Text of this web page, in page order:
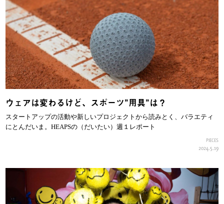
ウェアは変わるけど、スポーツ”用具”は？
スタートアップの活動や新しいプロジェクトから読みとく、バラエティ
にとんだいま。HEAPSの（だいたい）週１レポート
PIECES
2024.5.19